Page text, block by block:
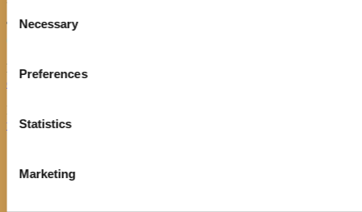
Consent
Selection
Necessary
Preferences
Statistics
Marketing
Telefon:
021/697366
Email:
opcinska.knjiznica.hrvatska.sloga.gradac@st.t-com.hr
Knjižnica Hrvatska sloga, Gradac © 2017 | Developed by
vibracije